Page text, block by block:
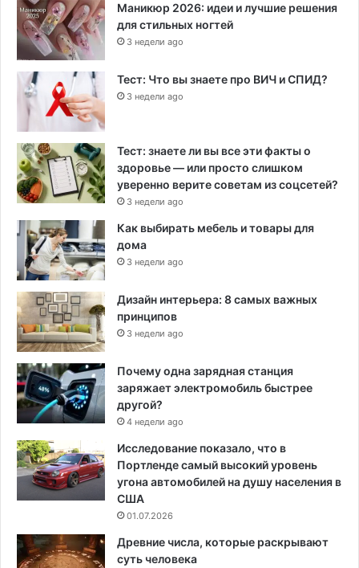
Маникюр 2026: идеи и лучшие решения
для стильных ногтей
3 недели ago
Тест: Что вы знаете про ВИЧ и СПИД?
3 недели ago
Тест: знаете ли вы все эти факты о
здоровье — или просто слишком
уверенно верите советам из соцсетей?
3 недели ago
Как выбирать мебель и товары для
дома
3 недели ago
Дизайн интерьера: 8 самых важных
принципов
3 недели ago
Почему одна зарядная станция
заряжает электромобиль быстрее
другой?
4 недели ago
Исследование показало, что в
Портленде самый высокий уровень
угона автомобилей на душу населения в
США
01.07.2026
Древние числа, которые раскрывают
суть человека